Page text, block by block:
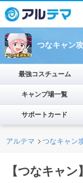
つなキャン
最強コスチューム
キャンプ場一覧
サポートカード
アルテマ つなキャン
【つなキャ